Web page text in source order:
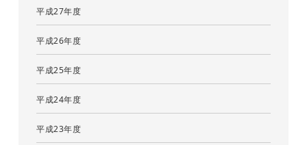
平成27年度
平成26年度
平成25年度
平成24年度
平成23年度